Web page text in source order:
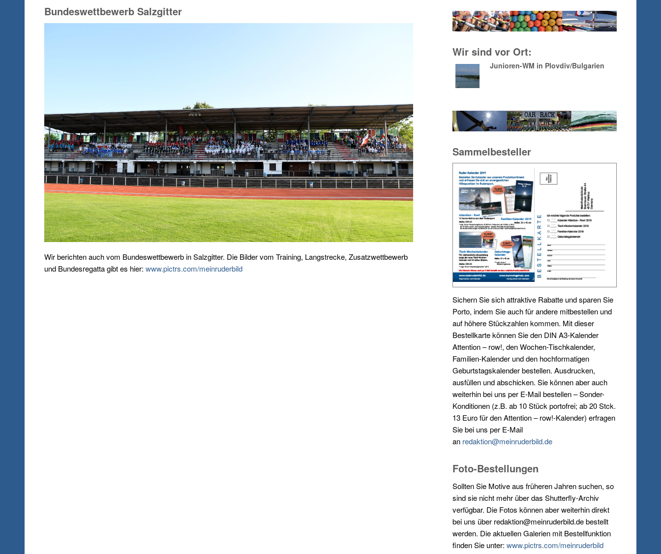
Bundeswettbewerb Salzgitter
Wir berichten auch vom Bundeswettbewerb in Salzgitter. Die Bilder vom Training, Langstrecke, Zusatzwettbewerb
und Bundesregatta gibt es hier: www.pictrs.com/meinruderbild
Wir sind vor Ort:
Junioren-WM in Plovdiv/Bulgarien
Sammelbesteller
Sichern Sie sich attraktive Rabatte und sparen Sie
Porto, indem Sie auch für andere mitbestellen und
auf höhere Stückzahlen kommen. Mit dieser
Bestellkarte können Sie den DIN A3-Kalender
Attention – row!, den Wochen-Tischkalender,
Familien-Kalender und den hochformatigen
Geburtstagskalender bestellen. Ausdrucken,
ausfüllen und abschicken. Sie können aber auch
weiterhin bei uns per E-Mail bestellen – Sonder-
Konditionen (z.B. ab 10 Stück portofrei; ab 20 Stck.
13 Euro für den Attention – row!-Kalender) erfragen
Sie bei uns per E-Mail
an redaktion@meinruderbild.de
Foto-Bestellungen
Sollten Sie Motive aus früheren Jahren suchen, so
sind sie nicht mehr über das Shutterfly-Archiv
verfügbar. Die Fotos können aber weiterhin direkt
bei uns über redaktion@meinruderbild.de bestellt
werden. Die aktuellen Galerien mit Bestellfunktion
finden Sie unter: www.pictrs.com/meinruderbild